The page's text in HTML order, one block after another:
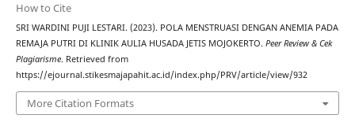
How to Cite
SRI WARDINI PUJI LESTARI. (2023). POLA MENSTRUASI DENGAN ANEMIA PADA
REMAJA PUTRI DI KLINIK AULIA HUSADA JETIS MOJOKERTO. Peer Review & Cek
Plagiarisme. Retrieved from
https://ejournal.stikesmajapahit.ac.id/index.php/PRV/article/view/932
More Citation Formats